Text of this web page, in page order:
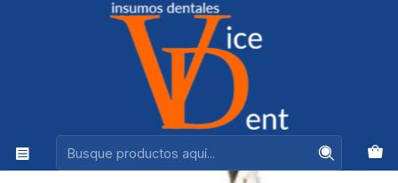
Ventas +56944575313
FRESA CARBIDE ALTA VELOCIDAD DE TALLO MEDIO
REDONDA A/V 012 - FG3